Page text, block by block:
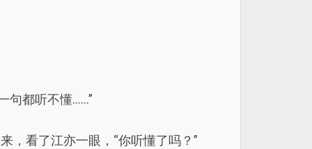
句都听不懂……”
，看了江亦一眼，“你听懂了吗？”